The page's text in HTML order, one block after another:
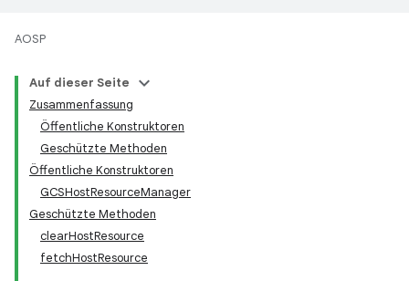
AOSP
Auf dieser Seite
Zusammenfassung
Öffentliche Konstruktoren
Geschützte Methoden
Öffentliche Konstruktoren
GCSHostResourceManager
Geschützte Methoden
clearHostResource
fetchHostResource